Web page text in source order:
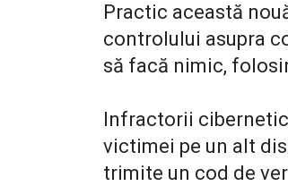
Practic această
controlului asupra
să facă nimic,
Infractorii
victimei pe un alt
trimite un cod de